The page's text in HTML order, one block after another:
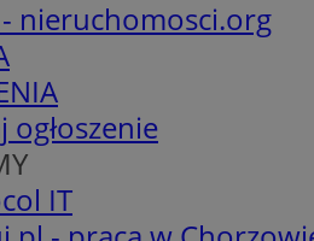
nieruchomosci.org
ogłoszenie
IT